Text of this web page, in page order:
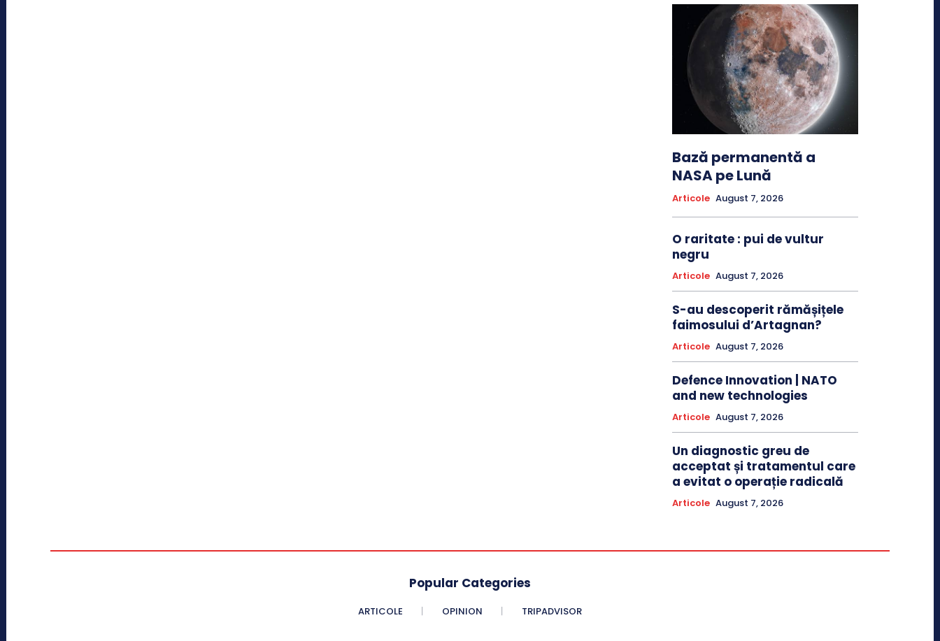
Bază permanentă a
NASA pe Lună
Articole August 7, 2026
O raritate : pui de vultur
negru
Articole August 7, 2026
S-au descoperit rămășițele
faimosului d’Artagnan?
Articole August 7, 2026
Defence Innovation | NATO
and new technologies
Articole August 7, 2026
Un diagnostic greu de
acceptat și tratamentul care
a evitat o operație radicală
Articole August 7, 2026
Popular Categories
ARTICOLE OPINION TRIPADVISOR